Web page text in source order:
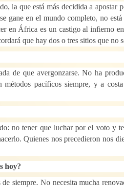
la que está más decidida a apostar
gane en el mundo completo, no
en África es un castigo al infierno
que hay dos o tres sitios que no
de que avergonzarse. No ha
pacíficos siempre, y a
no tener que luchar por el voto y
Quienes nos precedieron nos
hoy?
siempre. No necesita mucha